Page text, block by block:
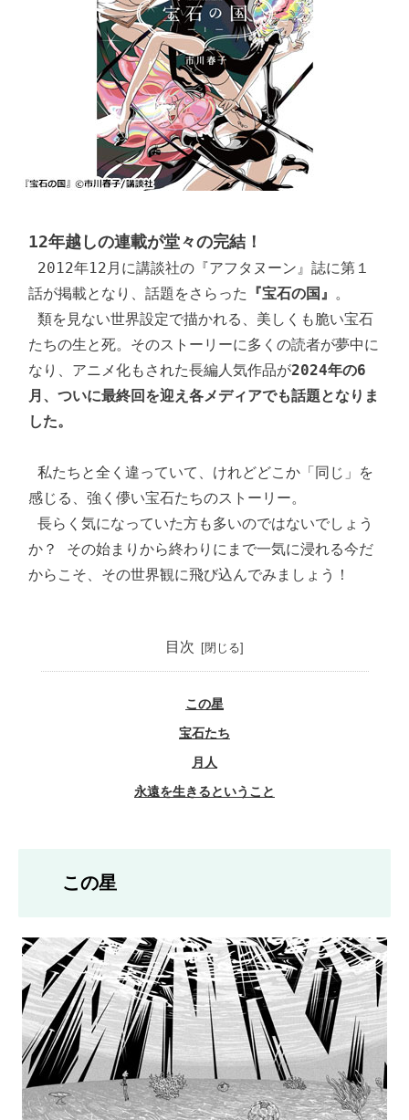
12年越しの連載が堂々の完結！
話が掲載となり、話題をさらった 『宝石の国』 。
類を見ない世界設定で描かれる、美しくも脆い宝石
たちの生と死。そのストーリーに多くの読者が夢中に
なり、アニメ化もされた長編人気作品が2024年の6
月、ついに最終回を迎え各メディアでも話題となりま
した。
私たちと全く違っていて、けれどどこか「同じ」を
感じる、強く儚い宝石たちのストーリー。
長らく気になっていた方も多いのではないでしょう
か？ その始まりから終わりにまで一気に浸れる今だ
からこそ、その世界観に飛び込んでみましょう！
目次
この星
宝石たち
月人
永遠を生きるということ
この星